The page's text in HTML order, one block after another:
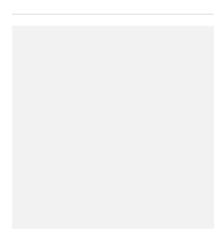
vấn đề lý luận và thực tiễn về Nhà